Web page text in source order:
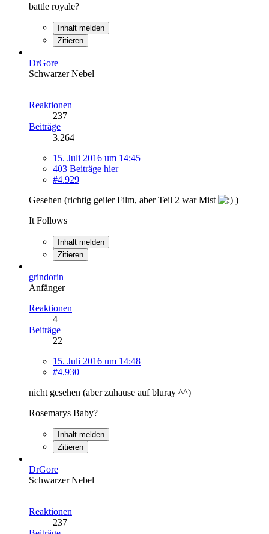
battle royale?
Inhalt melden
Zitieren
DrGore
Schwarzer Nebel
Reaktionen
237
Beiträge
3.264
15. Juli 2016 um 14:45
403 Beiträge hier
#4.929
Gesehen (richtig geiler Film, aber Teil 2 war Mist
)
It Follows
Inhalt melden
Zitieren
grindorin
Anfänger
Reaktionen
4
Beiträge
22
15. Juli 2016 um 14:48
#4.930
nicht gesehen (aber zuhause auf bluray ^^)
Rosemarys Baby?
Inhalt melden
Zitieren
DrGore
Schwarzer Nebel
Reaktionen
237